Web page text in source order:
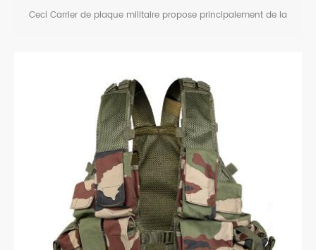
Ceci Carrier de plaque militaire propose principalement de la